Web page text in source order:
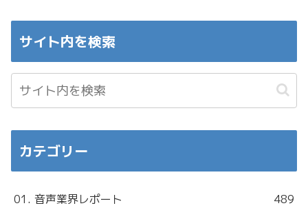
サイト内を検索
カテゴリー
01. 音声業界レポート 489